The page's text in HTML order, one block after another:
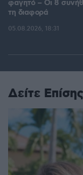
φαγητό – Οι 8
τη διαφορά
05.08.2026, 18:31
Δείτε Επίσης